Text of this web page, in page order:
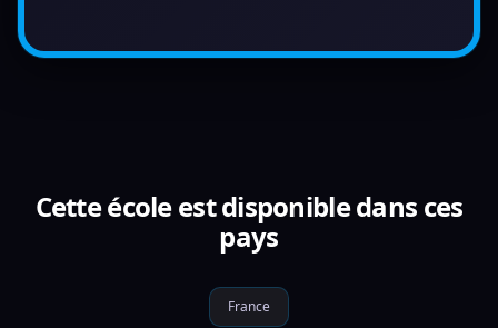
Cette école est disponible dans ces
pays
France